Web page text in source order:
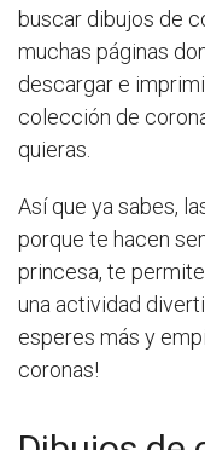
buscar dibujos de
muchas páginas
descargar e
colección de
quieras.
Así que ya sabes,
porque te hacen
princesa, te
una actividad
esperes más y
coronas!